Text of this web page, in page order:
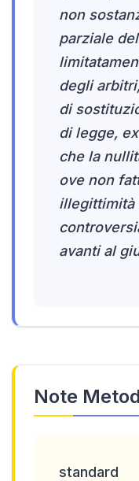
non
parziale
degli
di
di legge,
che la
ove non
illegittimità
avanti al
Note
standard